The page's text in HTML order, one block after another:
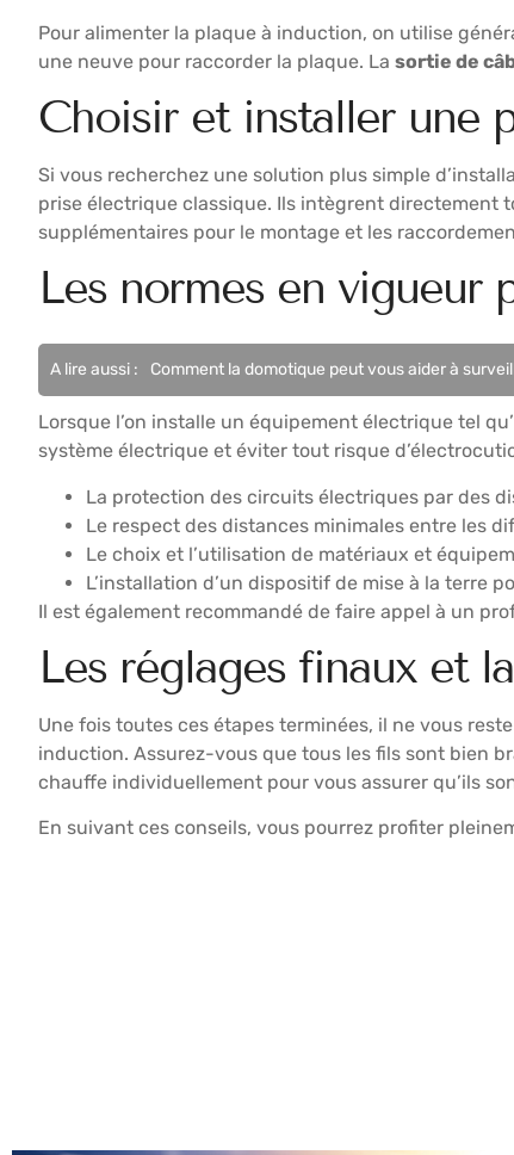
Pour alimenter la plaque à induction, on utilise
une neuve pour raccorder la plaque. La sortie de
Choisir et installer une
Si vous recherchez une solution plus simple
prise électrique classique. Ils intègrent directement
supplémentaires pour le montage et les
Les normes en vigueur
A lire aussi : Comment la domotique peut vous aider à
Lorsque l’on installe un équipement électrique tel
système électrique et éviter tout risque
La protection des circuits électriques par des
Le respect des distances minimales entre les
Le choix et l’utilisation de matériaux et
L’installation d’un dispositif de mise à la terre
Il est également recommandé de faire appel à un
Les réglages finaux et
Une fois toutes ces étapes terminées, il ne vous
induction. Assurez-vous que tous les fils sont bien
chauffe individuellement pour vous assurer qu’ils
En suivant ces conseils, vous pourrez profiter